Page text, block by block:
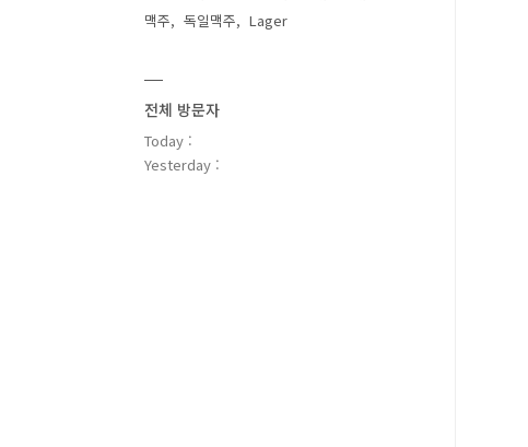
맥주
독일맥주 Lager
전체 방문자
Today :
Yesterday :